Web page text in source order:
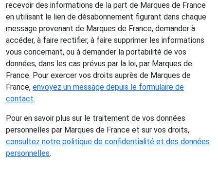
recevoir des informations de la part de Marques de France
en utilisant le lien de désabonnement figurant dans chaque
message provenant de Marques de France, demander à
accéder, à faire rectifier, à faire supprimer les informations
vous concernant, ou à demander la portabilité de vos
données, dans les cas prévus par la loi, par Marques de
France. Pour exercer vos droits auprès de Marques de
France, envoyez un message depuis le formulaire de
contact.
Pour en savoir plus sur le traitement de vos données
personnelles par Marques de France et sur vos droits,
consultez notre politique de confidentialité et des données
personnelles.